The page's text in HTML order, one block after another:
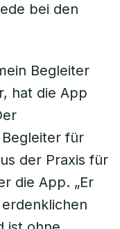
bei den
Begleiter
hat die App
für
der Praxis für
die App. „Er